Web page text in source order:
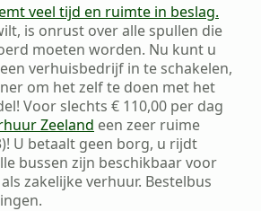
veel tijd en ruimte in beslag.
is onrust over alle spullen die
moeten worden. Nu kunt u
verhuisbedrijf in te schakelen,
om het zelf te doen met het
Voor slechts € 110,00 per dag
Zeeland een zeer ruime
U betaalt geen borg, u rijdt
bussen zijn beschikbaar voor
zakelijke verhuur. Bestelbus